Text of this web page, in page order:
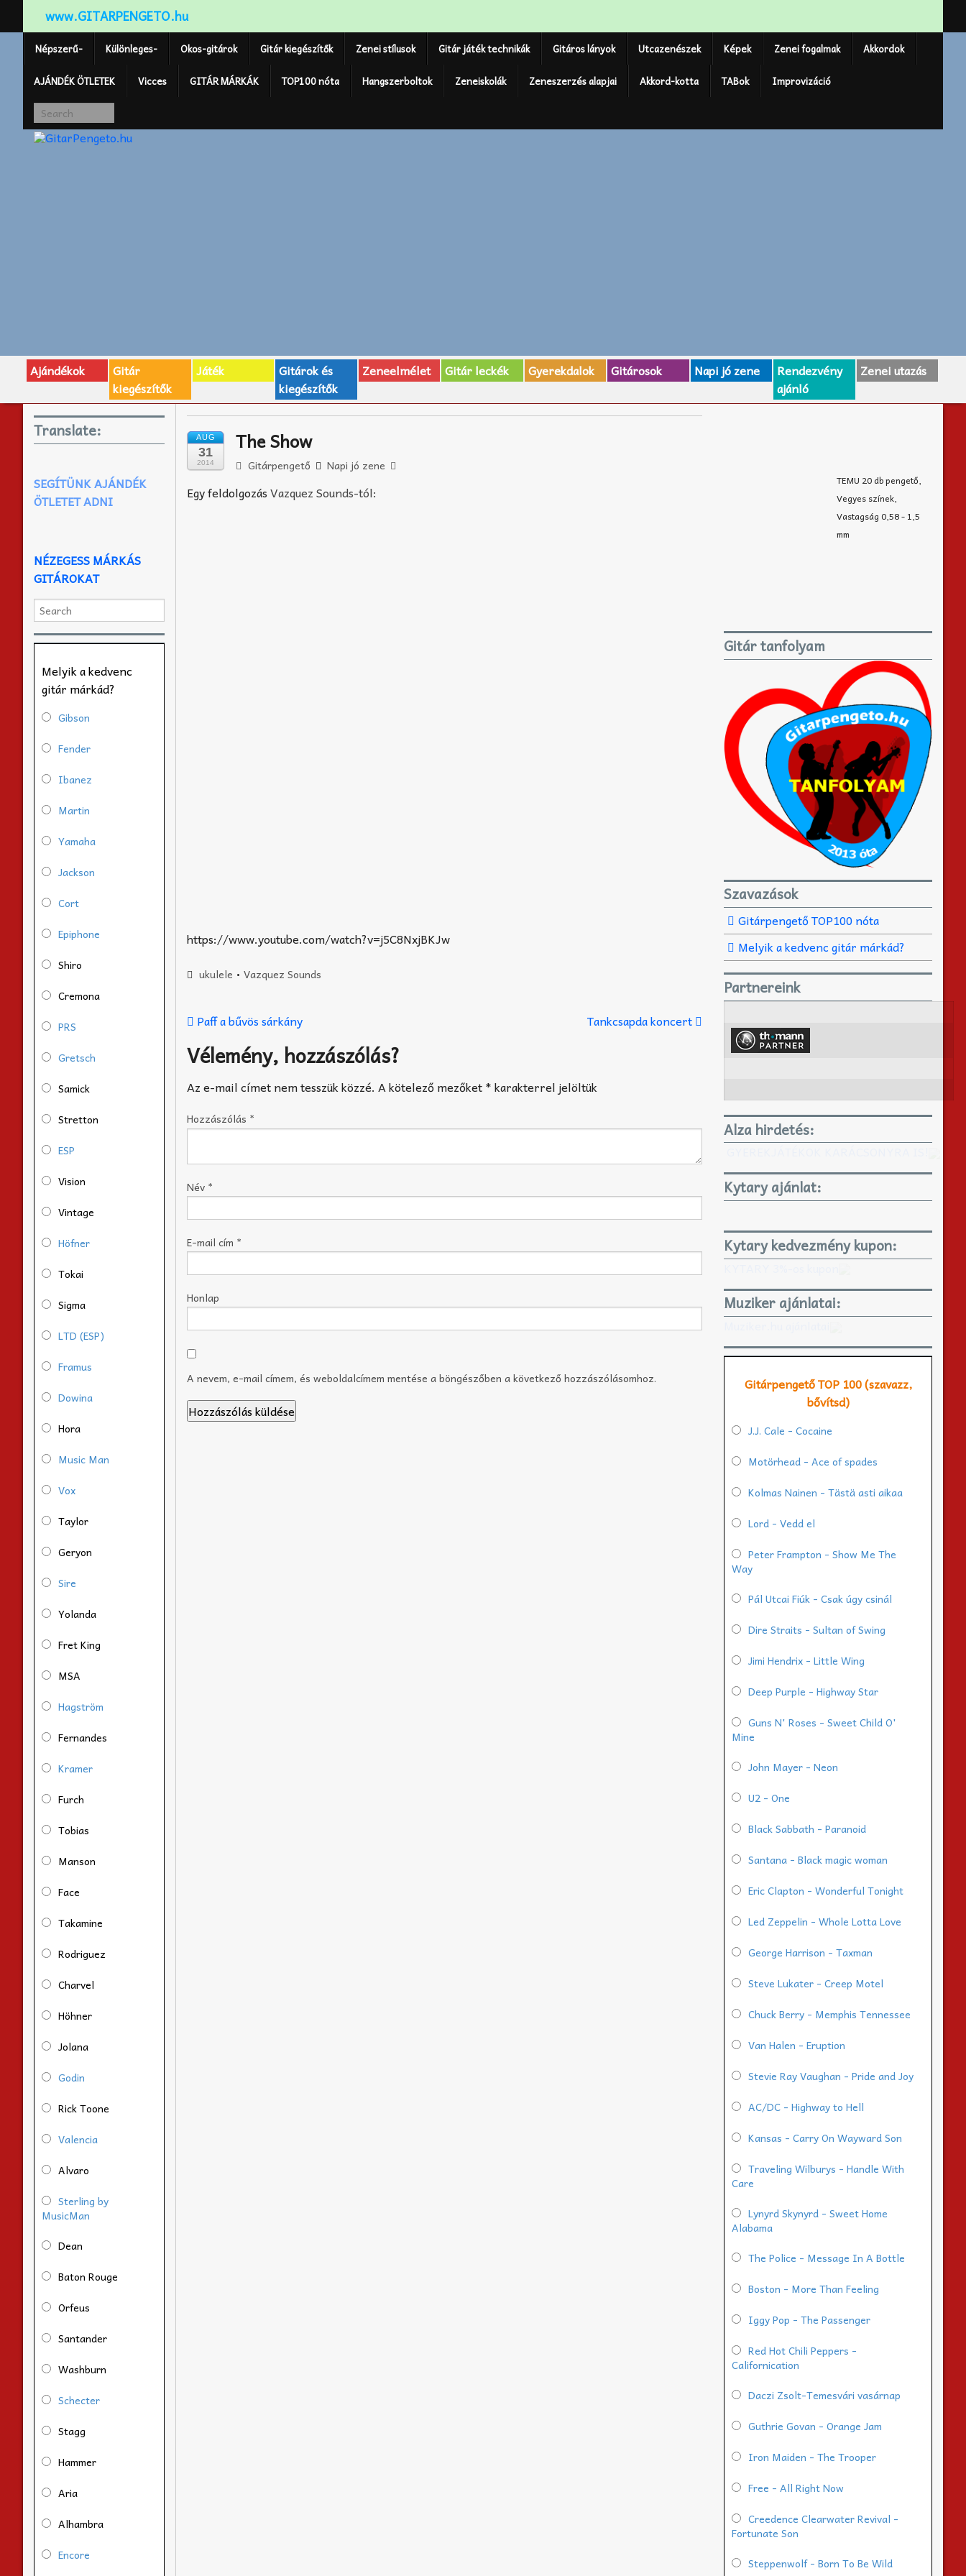
www.GITARPENGETO.hu
Népszerű- Különleges- Okos-gitárok Gitár kiegészítők Zenei stílusok Gitár játék technikák Gitáros lányok Utcazenészek Képek Zenei fogalmak Akkordok
AJÁNDÉK ÖTLETEK Vicces GITÁR MÁRKÁK TOP100 nóta Hangszerboltok Zeneiskolák Zeneszerzés alapjai Akkord-kotta TABok Improvizáció
Ajándékok
Gitár
kiegészítők
Játék
Gitárok és
kiegészítők
Zeneelmélet Gitár leckék Gyerekdalok Gitárosok Napi jó zene
Rendezvény
ajánló
Zenei utazás
AUG
31
2014
The Show
Gitárpengető Napi jó zene
Egy feldolgozásVazquez Sounds-tól:
https://www.youtube.com/watch?v=j5C8NxjBKJw
ukulele • Vazquez Sounds
Paff a bűvös sárkány Tankcsapda koncert
Vélemény, hozzászólás?
Az e-mail címet nem tesszük közzé. A kötelező mezőket*karakterrel jelöltük
Hozzászólás *
Név *
E-mail cím *
Honlap
A nevem, e-mail címem, és weboldalcímem mentése a böngészőben a következő hozzászólásomhoz.
Translate:
SEGÍTÜNK AJÁNDÉK
ÖTLETET ADNI
NÉZEGESS MÁRKÁS
GITÁROKAT
Melyik a kedvenc
gitár márkád?
Gibson
Fender
Ibanez
Martin
Yamaha
Jackson
Cort
Epiphone
Shiro
Cremona
PRS
Gretsch
Samick
Stretton
ESP
Vision
Vintage
Höfner
Tokai
Sigma
LTD (ESP)
Framus
Dowina
Hora
Music Man
Vox
Taylor
Geryon
Sire
Yolanda
Fret King
MSA
Hagström
Fernandes
Kramer
Furch
Tobias
Manson
Face
Takamine
Rodriguez
Charvel
Höhner
Jolana
Godin
Rick Toone
Valencia
Alvaro
Sterling by
MusicMan
Dean
Baton Rouge
Orfeus
Santander
Washburn
Schecter
Stagg
Hammer
Aria
Alhambra
Encore
TEMU 20 db pengető,
Vegyes színek,
Vastagság 0,58 - 1,5
mm
Gitár tanfolyam
Szavazások
Gitárpengető TOP100 nóta
Melyik a kedvenc gitár márkád?
Partnereink
Alza hirdetés:
Kytary ajánlat:
Kytary kedvezmény kupon:
Muziker ajánlatai:
Gitárpengető TOP 100 (szavazz,
bővítsd)
J.J. Cale - Cocaine
Motörhead - Ace of spades
Kolmas Nainen - Tästä asti aikaa
Lord - Vedd el
Peter Frampton - Show Me The
Way
Pál Utcai Fiúk - Csak úgy csinál
Dire Straits - Sultan of Swing
Jimi Hendrix - Little Wing
Deep Purple - Highway Star
Guns N' Roses - Sweet Child O'
Mine
John Mayer - Neon
U2 - One
Black Sabbath - Paranoid
Santana - Black magic woman
Eric Clapton - Wonderful Tonight
Led Zeppelin - Whole Lotta Love
George Harrison - Taxman
Steve Lukater - Creep Motel
Chuck Berry - Memphis Tennessee
Van Halen - Eruption
Stevie Ray Vaughan - Pride and Joy
AC/DC - Highway to Hell
Kansas - Carry On Wayward Son
Traveling Wilburys - Handle With
Care
Lynyrd Skynyrd - Sweet Home
Alabama
The Police - Message In A Bottle
Boston - More Than Feeling
Iggy Pop - The Passenger
Red Hot Chili Peppers -
Californication
Daczi Zsolt-Temesvári vasárnap
Guthrie Govan - Orange Jam
Iron Maiden - The Trooper
Free - All Right Now
Creedence Clearwater Revival -
Fortunate Son
Steppenwolf - Born To Be Wild